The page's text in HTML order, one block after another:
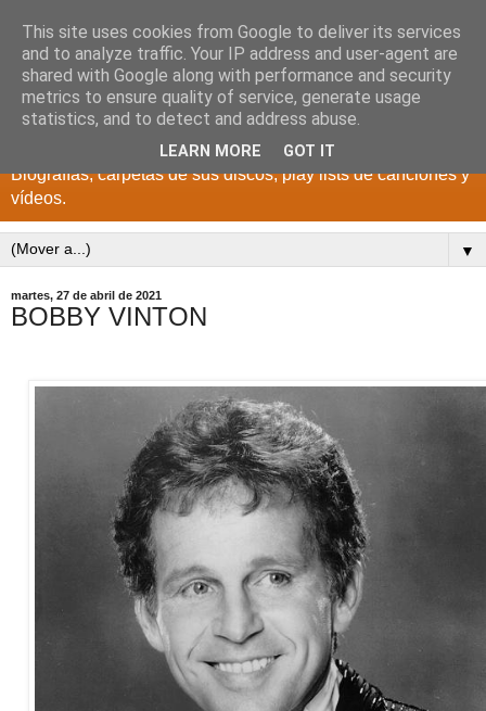
DISCOS PARA EL
RECUERDO
CANTANTES Y GRUPOS DE LOS AÑOS 1950 a 2022.
Biografías, carpetas de sus discos, play lists de canciones y
vídeos.
▼
martes, 27 de abril de 2021
BOBBY VINTON
This site uses cookies from Google to deliver its services
and to analyze traffic. Your IP address and user-agent are
shared with Google along with performance and security
metrics to ensure quality of service, generate usage
statistics, and to detect and address abuse.
LEARN MORE GOT IT